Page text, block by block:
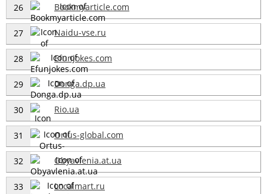
26 Bookmyarticle.com
27 Naidu-vse.ru
28 Efunjokes.com
29 Donga.dp.ua
30 Rio.ua
31 Ortus-global.com
32 Obyavlenia.at.ua
33 Localmart.ru